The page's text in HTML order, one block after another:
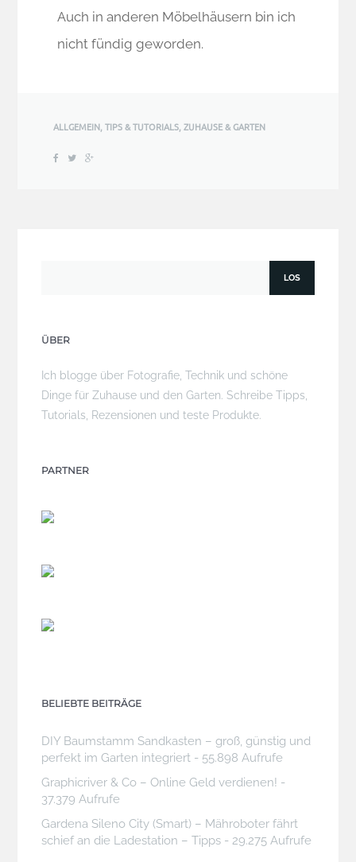
Auch in anderen Möbelhäusern bin ich
nicht fündig geworden.
ALLGEMEIN,TIPS & TUTORIALS,ZUHAUSE & GARTEN
ÜBER
Ich blogge über Fotografie, Technik und schöne
Dinge für Zuhause und den Garten. Schreibe Tipps,
Tutorials, Rezensionen und teste Produkte.
PARTNER
BELIEBTE BEITRÄGE
DIY Baumstamm Sandkasten – groß, günstig und
perfekt im Garten integriert - 55.898 Aufrufe
Graphicriver & Co – Online Geld verdienen! -
37.379 Aufrufe
Gardena Sileno City (Smart) – Mähroboter fährt
schief an die Ladestation – Tipps - 29.275 Aufrufe